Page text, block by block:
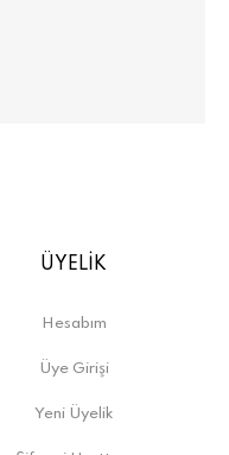
ÜYELİK
Hesabım
Üye Girişi
Yeni Üyelik